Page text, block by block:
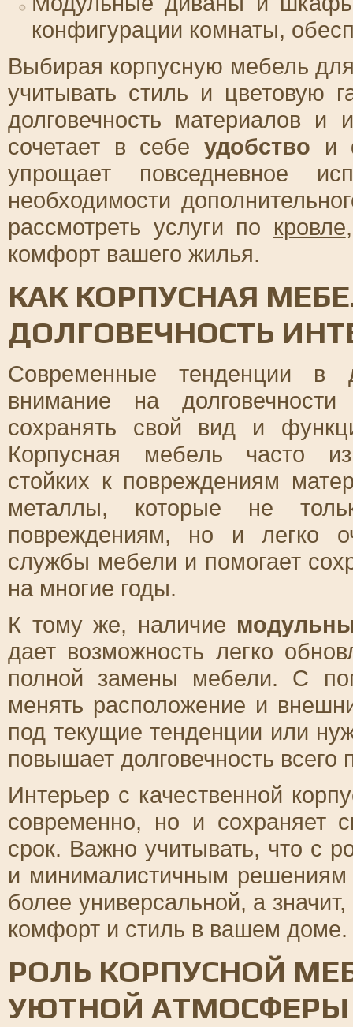
конфигурации комнаты,
Выбирая корпусную мебель
учитывать стиль и цветовую
долговечность материалов и
сочетает в себе удобство и
упрощает повседневное
необходимости
рассмотреть услуги по кровле
комфорт вашего жилья.
КАК КОРПУСНАЯ
ДОЛГОВЕЧНОСТЬ
Современные тенденции в
внимание на
сохранять свой вид и
Корпусная мебель часто
стойких к повреждениям
металлы, которые не
повреждениям, но и легко
службы мебели и помогает
на многие годы.
К тому же, наличие
дает возможность легко
полной замены мебели. С
менять расположение и
под текущие тенденции или
повышает долговечность всего
Интерьер с качественной
современно, но и сохраняет
срок. Важно учитывать, что с
и минималистичным решениям
более универсальной, а
комфорт и стиль в вашем доме.
РОЛЬ КОРПУСНОЙ
УЮТНОЙ АТМОСФЕРЫ